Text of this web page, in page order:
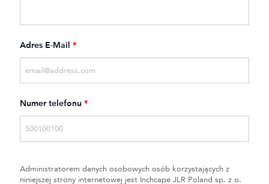
Adres E-Mail *
Numer telefonu *
Administratorem danych osobowych osób korzystających z
niniejszej strony internetowej jest Inchcape JLR Poland sp. z o.